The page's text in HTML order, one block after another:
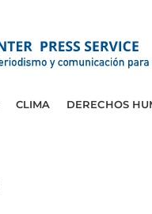
CLIMA DERECHOS